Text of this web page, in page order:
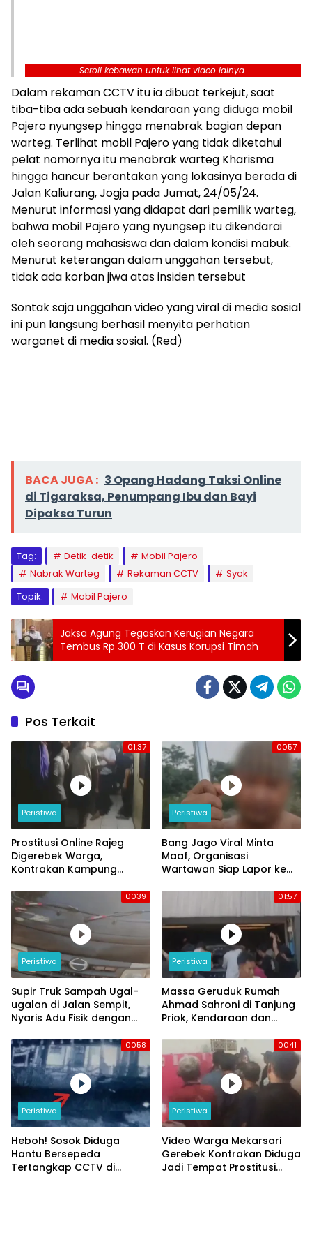
Scroll kebawah untuk lihat video lainya.
Dalam rekaman CCTV itu ia dibuat terkejut, saat
tiba-tiba ada sebuah kendaraan yang diduga mobil
Pajero nyungsep hingga menabrak bagian depan
warteg. Terlihat mobil Pajero yang tidak diketahui
pelat nomornya itu menabrak warteg Kharisma
hingga hancur berantakan yang lokasinya berada di
Jalan Kaliurang, Jogja pada Jumat, 24/05/24.
Menurut informasi yang didapat dari pemilik warteg,
bahwa mobil Pajero yang nyungsep itu dikendarai
oleh seorang mahasiswa dan dalam kondisi mabuk.
Menurut keterangan dalam unggahan tersebut,
tidak ada korban jiwa atas insiden tersebut
Sontak saja unggahan video yang viral di media sosial
ini pun langsung berhasil menyita perhatian
warganet di media sosial. (Red)
BACA JUGA : 3 Opang Hadang Taksi Online
di Tigaraksa, Penumpang Ibu dan Bayi
Dipaksa Turun
Tag: Detik-detik
Mobil Pajero
Nabrak Warteg
Rekaman CCTV
Syok
Topik:
Mobil Pajero
Jaksa Agung Tegaskan Kerugian Negara
Tembus Rp 300 T di Kasus Korupsi Timah
Pos Terkait
01:37
Peristiwa
Prostitusi Online Rajeg
Digerebek Warga,
Kontrakan Kampung
0057
Peristiwa
Bang Jago Viral Minta
Maaf, Organisasi
Wartawan Siap Lapor ke
0039
Peristiwa
Supir Truk Sampah Ugal-
ugalan di Jalan Sempit,
Nyaris Adu Fisik dengan
01:57
Peristiwa
Massa Geruduk Rumah
Ahmad Sahroni di Tanjung
Priok, Kendaraan dan
0058
Peristiwa
Heboh! Sosok Diduga
Hantu Bersepeda
Tertangkap CCTV di
0041
Peristiwa
Video Warga Mekarsari
Gerebek Kontrakan Diduga
Jadi Tempat Prostitusi